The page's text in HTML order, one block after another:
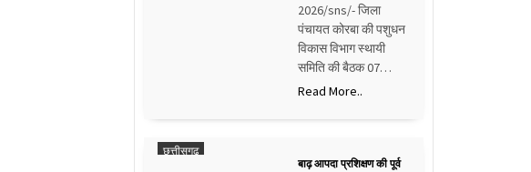
2026/sns/- जिला
पंचायत कोरबा की पशुधन
विकास विभाग स्थायी
समिति की बैठक 07…
Read More..
छत्तीसगढ़
बाढ़ आपदा प्रशिक्षण की पूर्व